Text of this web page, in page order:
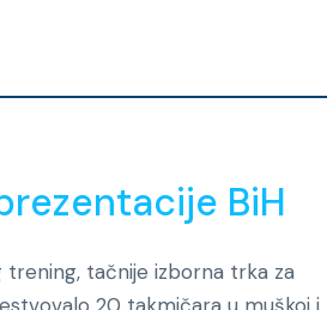
BiH
trening, tačnije izborna trka za
20 takmičara u muškoj i